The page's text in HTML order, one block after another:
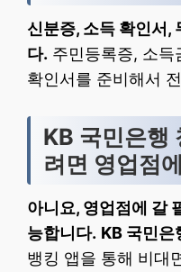
신분증, 소득 확인서,
다. 주민등록증, 소득
확인서를 준비해서
KB 국민은행
려면 영업점
아니요, 영업점에 갈
능합니다. KB 국민은
뱅킹 앱을 통해 비대